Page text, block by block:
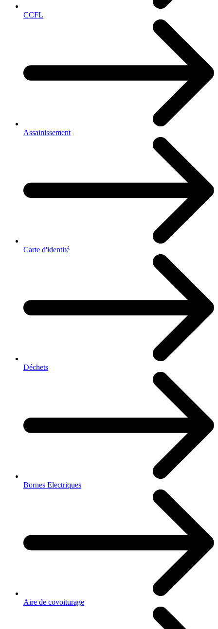
CCFL
Assainissement
Carte d'identité
Déchets
Bornes Electriques
Aire de covoiturage